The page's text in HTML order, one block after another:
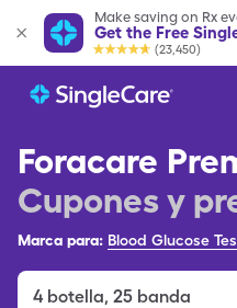
Make saving on Rx
Get the Free
(23,450)
Foracare
Cupones y
Marca para: Blood Glucose
4 botella, 25 banda